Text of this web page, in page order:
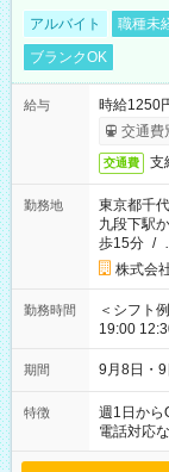
アルバイト 職種未
ブランクOK
給与
時給1250
交通費
交通費 支
勤務地
東京都千
九段下駅
歩15分 /
株式会
勤務時間
＜シフト
19:00 12:30～22:00 上記の時間
時間は変
期間 9月8日・9
特徴 週1日から
電話対応